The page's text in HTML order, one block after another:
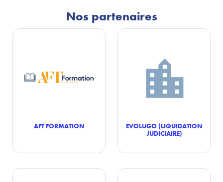
Nos partenaires
AFT FORMATION
EVOLUGO (LIQUIDATION
JUDICIAIRE)